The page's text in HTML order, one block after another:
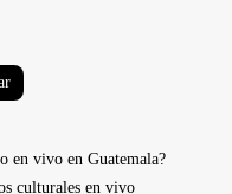
en vivo en Guatemala?
culturales en vivo